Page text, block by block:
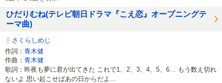
ひだりむね(テレビ朝日ドラマ『こえ恋』オープニングテ
ーマ曲)
さくらしめじ
作詞： 青木健
作曲： 青木健
歌詞：昨夜も夢に君が出てきた これで1、2、3、4、5、6… もう数え切れ
ないよ 思い起こせばあの日からだよ...